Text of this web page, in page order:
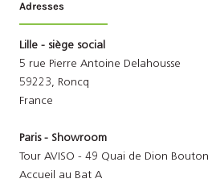
Adresses
Lille - siège social
5 rue Pierre Antoine Delahousse
59223, Roncq
France
Paris - Showroom
Tour AVISO - 49 Quai de Dion Bouton
Accueil au Bat A